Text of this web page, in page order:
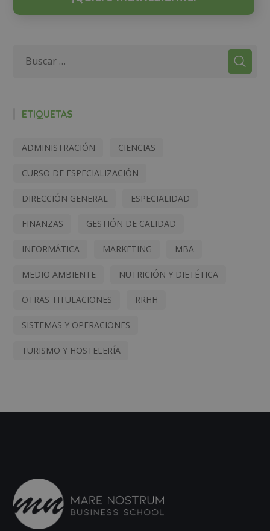
ETIQUETAS
ADMINISTRACIÓN CIENCIAS
CURSO DE ESPECIALIZACIÓN
DIRECCIÓN GENERAL ESPECIALIDAD
FINANZAS GESTIÓN DE CALIDAD
INFORMÁTICA MARKETING MBA
MEDIO AMBIENTE NUTRICIÓN Y DIETÉTICA
OTRAS TITULACIONES RRHH
SISTEMAS Y OPERACIONES
TURISMO Y HOSTELERÍA